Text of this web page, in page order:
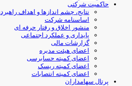
حاکمیت شرکتی
نتایج، چشم اندازها و اهداف راهبردی
اساسنامه شرکت
منشور اخلاق و رفتار حرفه ای
پایداری و عملکرد اجتماعی
گزارشات مالی
اعضای هیئت مدیره
اعضای کمیته حسابرسی
اعضای کمیته ریسک
اعضای کمیته انتصابات
پرتال سهامداران